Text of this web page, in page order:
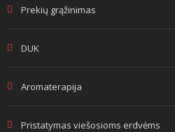
Prekių grąžinimas
DUK
Aromaterapija
Pristatymas viešosioms erdvėms